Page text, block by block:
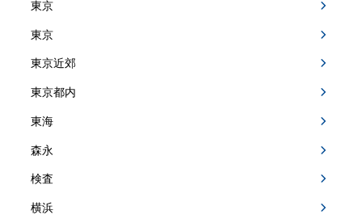
東京
東京
東京近郊
東京都内
東海
森永
検査
横浜